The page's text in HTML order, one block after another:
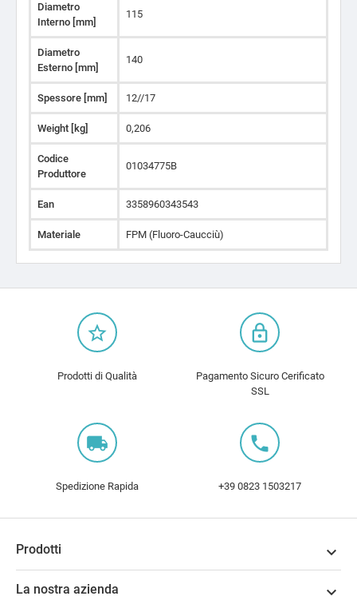
Diametro
Interno [mm]
115
Diametro
Esterno [mm]
140
Spessore [mm] 12//17
Weight [kg] 0,206
Codice
Produttore
01034775B
Ean 3358960343543
Materiale FPM (Fluoro-Caucciù)
star_border
Prodotti di Qualità
lock_outline
Pagamento Sicuro Cerificato
SSL
local_shipping
Spedizione Rapida
local_phone
+39 0823 1503217
Prodotti 
La nostra azienda 